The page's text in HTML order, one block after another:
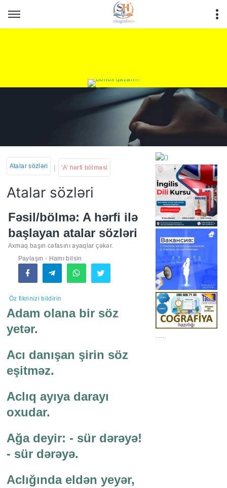
Atalar sözləri | 'A' hərfi bölməsi
Atalar sözləri
Fəsil/bölmə: A hərfi ilə
başlayan atalar sözləri
Axmaq başın cəfasını ayaqlar çəkər.
Paylaşın - Hamı bilsin
Öz fikrinizi bildirin
Adam olana bir söz
yetər.
Acı danışan şirin söz
eşitməz.
Aclıq ayıya darayı
oxudar.
Ağa deyir: - sür dərəyə!
- sür dərəyə.
Aclığında eldən yeyər,
https://wa.me/
......